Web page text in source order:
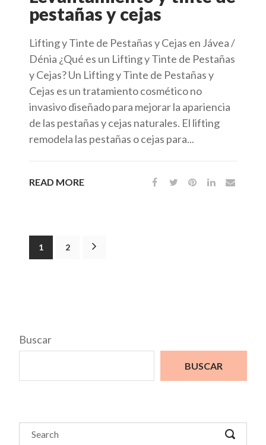
pestañas y cejas
Lifting y Tinte de Pestañas y Cejas en Jávea /
Dénia ¿Qué es un Lifting y Tinte de Pestañas
y Cejas? Un Lifting y Tinte de Pestañas y
Cejas es un tratamiento cosmético no
invasivo diseñado para mejorar la apariencia
de las pestañas y cejas naturales. El lifting
remodela las pestañas o cejas para...
READ MORE
1 2
Buscar
BUSCAR